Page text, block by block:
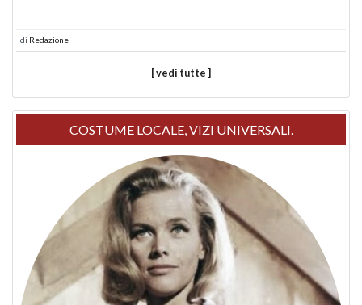
di Redazione
[ vedi tutte ]
COSTUME LOCALE, VIZI UNIVERSALI.